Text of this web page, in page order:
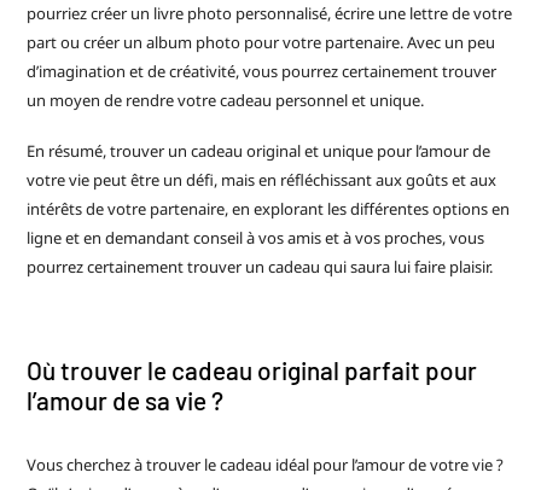
pourriez créer un livre photo personnalisé, écrire une lettre de votre
part ou créer un album photo pour votre partenaire. Avec un peu
d’imagination et de créativité, vous pourrez certainement trouver
un moyen de rendre votre cadeau personnel et unique.
En résumé, trouver un cadeau original et unique pour l’amour de
votre vie peut être un défi, mais en réfléchissant aux goûts et aux
intérêts de votre partenaire, en explorant les différentes options en
ligne et en demandant conseil à vos amis et à vos proches, vous
pourrez certainement trouver un cadeau qui saura lui faire plaisir.
Où trouver le cadeau original parfait pour
l’amour de sa vie ?
Vous cherchez à trouver le cadeau idéal pour l’amour de votre vie ?